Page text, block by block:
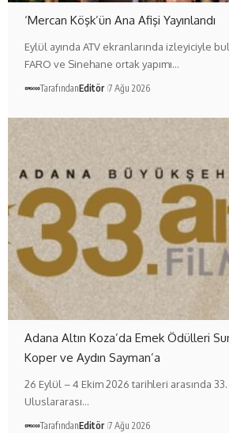
‘Mercan Köşk’ün Ana Afişi Yayınlandı
Eylül ayında ATV ekranlarında izleyiciyle
FARO ve Sinehane ortak yapımı…
TarafındanEditör 7 Ağu 2026
Adana Altın Koza’da Emek Ödülleri
Koper ve Aydın Sayman’a
26 Eylül – 4 Ekim 2026 tarihleri arasında
Uluslararası…
TarafındanEditör 7 Ağu 2026